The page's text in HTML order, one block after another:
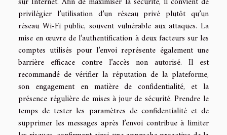
privilégier l’utilisation d’un réseau privé plutôt qu’un
réseau Wi-Fi public, souvent vulnérable aux attaques. La
mise en œuvre de l’authentification à deux facteurs sur les
comptes utilisés pour l’envoi représente également une
barrière efficace contre l’accès non autorisé. Il est
recommandé de vérifier la réputation de la plateforme,
son engagement en matière de confidentialité, et la
présence régulière de mises à jour de sécurité. Prendre le
temps de tester les paramètres de confidentialité et de
supprimer les messages après l’envoi contribue à limiter